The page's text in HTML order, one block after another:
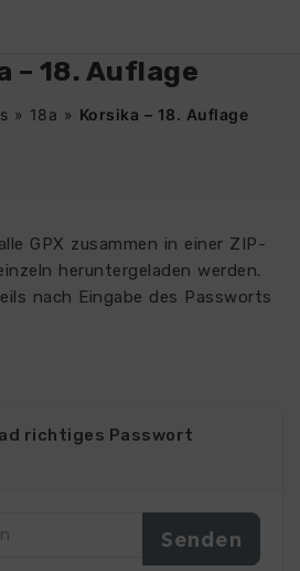
– 18. Auflage
» 18a » Korsika – 18. Auflage
GPX zusammen in einer ZIP-
heruntergeladen werden.
nach Eingabe des Passworts
richtiges Passwort